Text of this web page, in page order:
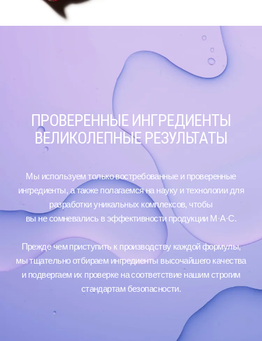
ПРОВЕРЕННЫЕ ИНГРЕДИЕНТЫ
ВЕЛИКОЛЕПНЫЕ РЕЗУЛЬТАТЫ
Мы используем только востребованные и проверенные
ингредиенты, а также полагаемся на науку и технологии для
разработки уникальных комплексов, чтобы
вы не сомневались в эффективности продукции M·A·C.
Прежде чем приступить к производству каждой формулы,
мы тщательно отбираем ингредиенты высочайшего качества
и подвергаем их проверке на соответствие нашим строгим
стандартам безопасности.